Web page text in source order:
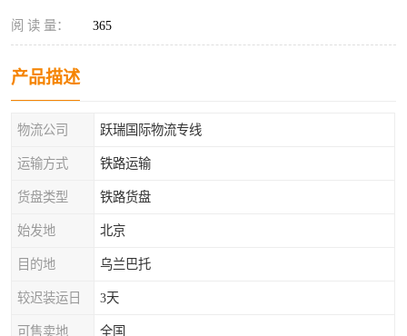
阅 读 量： 365
产品描述
物流公司 跃瑞国际物流专线
运输方式 铁路运输
货盘类型 铁路货盘
始发地 北京
目的地 乌兰巴托
较迟装运日 3天
可售卖地 全国